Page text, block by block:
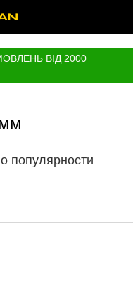
ВІД 2000
популярности